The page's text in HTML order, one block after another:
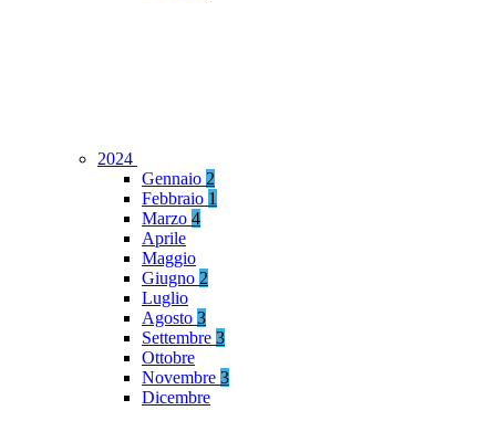
2024
Gennaio 2
Febbraio 1
Marzo 4
Aprile
Maggio
Giugno 2
Luglio
Agosto 3
Settembre 3
Ottobre
Novembre 3
Dicembre